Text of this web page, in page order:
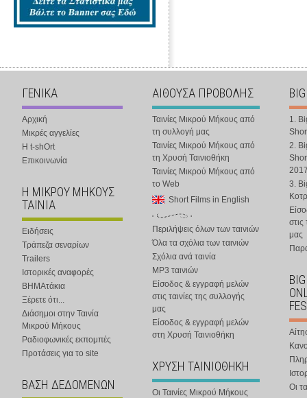
ΓΕΝΙΚΑ
Αρχική
Μικρές αγγελίες
Η t-shOrt
Επικοινωνία
Η ΜΙΚΡΟΥ ΜΗΚΟΥΣ
ΤΑΙΝΙΑ
Ειδήσεις
Τράπεζα σεναρίων
Trailers
Ιστορικές αναφορές
ΒΗΜΑτάκια
Ξέρετε ότι...
Διάσημοι στην Ταινία
Μικρού Μήκους
Ραδιοφωνικές εκπομπές
Προτάσεις για το site
ΒΑΣΗ ΔΕΔΟΜΕΝΩΝ
ΑΙΘΟΥΣΑ ΠΡΟΒΟΛΗΣ
Ταινίες Μικρού Μήκους από
τη συλλογή μας
Ταινίες Μικρού Μήκους από
τη Χρυσή Ταινιοθήκη
Ταινίες Μικρού Μήκους από
το Web
Short Films in English
Περιλήψεις όλων των ταινιών
Όλα τα σχόλια των ταινιών
Σχόλια ανά ταινία
MP3 ταινιών
Είσοδος & εγγραφή μελών
στις ταινίες της συλλογής
μας
Είσοδος & εγγραφή μελών
στη Χρυσή Ταινιοθήκη
ΧΡΥΣΗ ΤΑΙΝΙΟΘΗΚΗ
Οι Ταινίες Μικρού Μήκους
1.
2.
3.
στις
μας
Οι